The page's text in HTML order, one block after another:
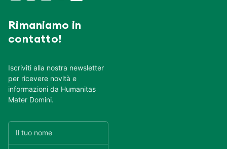
Rimaniamo in
contatto!
Iscriviti alla nostra newsletter
per ricevere novità e
informazioni da Humanitas
Mater Domini.